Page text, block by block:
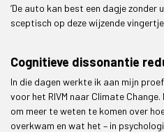
‘De auto kan best een dagje zonder
sceptisch op deze wijzende
Cognitieve dissonantie
In die dagen werkte ik aan mijn
voor het RIVM naar Climate
om meer te weten te komen over
overkwam en wat het – in